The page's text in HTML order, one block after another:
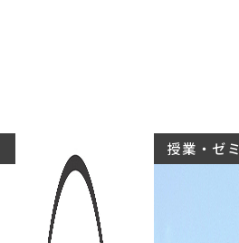
授業・ゼミ